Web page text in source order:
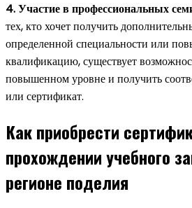
4. Участие в профессиональных
тех, кто хочет получить
определенной специальности или
квалификацию, существует
повышенном уровне и получить
или сертификат.
Как приобрести
прохождении учебного
регионе поделия